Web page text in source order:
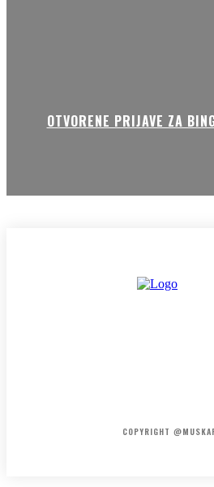
OTVORENE PRIJAVE ZA
COPYRIGHT